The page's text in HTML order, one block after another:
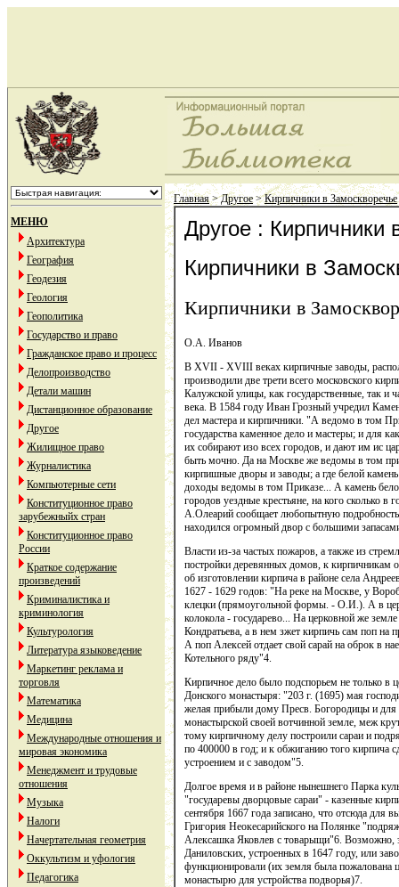
МЕНЮ
Архитектура
География
Геодезия
Геология
Геополитика
Государство и право
Гражданское право и процесс
Делопроизводство
Детали машин
Дистанционное образование
Другое
Жилищное право
Журналистика
Компьютерные сети
Конституционное право
зарубежныйх стран
Конституционное право
России
Краткое содержание
произведений
Криминалистика и
криминология
Культурология
Литература языковедение
Маркетинг реклама и
торговля
Математика
Медицина
Международные отношения и
мировая экономика
Менеджмент и трудовые
отношения
Музыка
Налоги
Начертательная геометрия
Оккультизм и уфология
Педагогика
Главная>Другое>Кирпичники в Замоскворечье
Другое : Кирпичники
Кирпичники в
Кирпичники в
О.А. Иванов
В XVII - XVIII веках кирпичные заводы,
производили две трети всего московского
Калужской улицы, как государственные, так и
века. В 1584 году Иван Грозный учредил
дел мастера и кирпичники. "А ведомо в том
государства каменное дело и мастеры; и для
их собирают изо всех городов, и дают им ис
быть мочно. Да на Москве же ведомы в том
кирпишные дворы и заводы; а где белой
доходы ведомы в том Приказе... А камень
городов уездные крестьяне, на кого сколько
А.Олеарий сообщает любопытную
находился огромный двор с большими
Власти из-за частых пожаров, а также из
постройки деревянных домов, к кирпичникам
об изготовлении кирпича в районе села
1627 - 1629 годов: "На реке на Москве, у
клецки (прямоугольной формы. - О.И.). А в
колокола - государево... На церковной же
Кондратьева, а в нем зжет кирпичь сам поп на
А поп Алексей отдает свой сарай на оброк в
Котельного ряду"4.
Кирпичное дело было подспорьем не только в
Донского монастыря: "203 г. (1695) мая
желая прибыли дому Пресв. Богородицы и для
монастырской своей вотчинной земле, меж
тому кирпичному делу построили сараи и
по 400000 в год; и к обжиганию того кирпича
устроением и с заводом"5.
Долгое время и в районе нынешнего Парка
"государевы дворцовые сараи" - казенные
сентября 1667 года записано, что отсюда для
Григория Неокесарийского на Полянке
Алексашка Яковлев с товарыщи"6. Возможно,
Даниловских, устроенных в 1647 году, или
функционировали (их земля была
монастырю для устройства подворья)7.